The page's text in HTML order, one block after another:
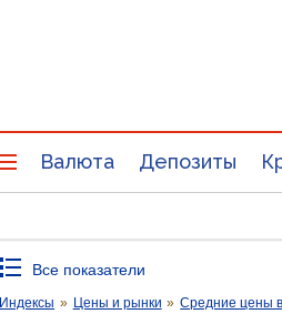
Валюта Депозиты
Все показатели
Индексы » Цены и рынки » Средние цены